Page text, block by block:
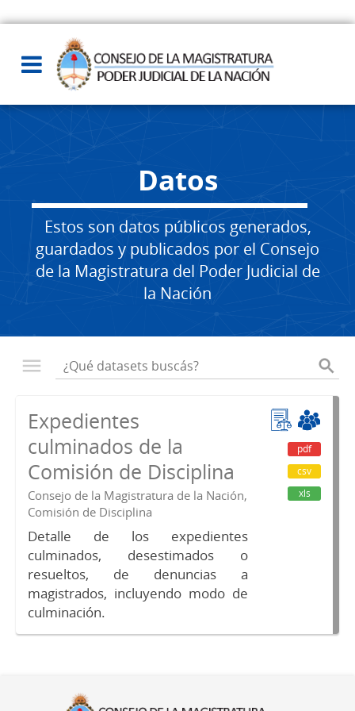
Datos
Estos son datos públicos generados,
guardados y publicados por el Consejo
de la Magistratura del Poder Judicial de
la Nación
Expedientes
culminados de la
Comisión de Disciplina
Consejo de la Magistratura de la Nación,
Comisión de Disciplina
Detalle de los expedientes
culminados, desestimados o
resueltos, de denuncias a
magistrados, incluyendo modo de
culminación.
pdf
csv
xls